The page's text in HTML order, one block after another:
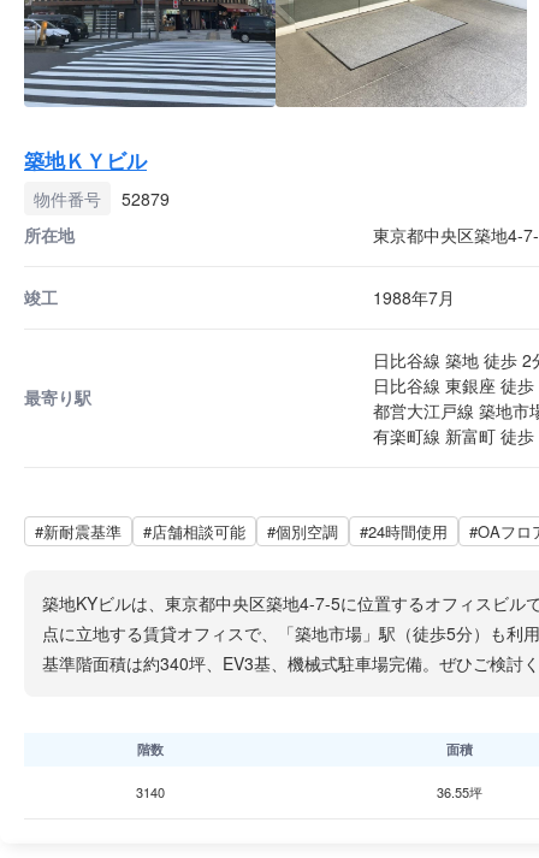
築地ＫＹビル
物件番号
52879
所在地
東京都中央区築地4-
竣工 1988年7月
最寄り駅
日比谷線 築地 徒歩 2
日比谷線 東銀座 徒
都営大江戸線 築地市
有楽町線 新富町 徒歩
#新耐震基準 #店舗相談可能 #個別空調 #24時間使用 #OAフロ
築地KYビルは、東京都中央区築地4-7-5に位置するオフィスビ
点に立地する賃貸オフィスで、「築地市場」駅（徒歩5分）も
基準階面積は約340坪、EV3基、機械式駐車場完備。ぜひご検討
階数 面積
3140 36.55坪